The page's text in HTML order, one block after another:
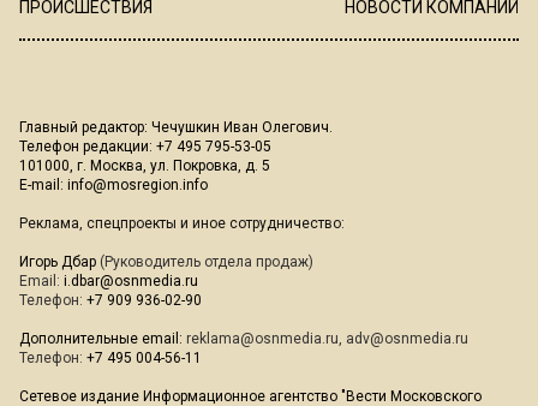
ПРОИСШЕСТВИЯ
НОВОСТИ КОМПАНИЙ
Главный редактор: Чечушкин Иван Олегович.
Телефон редакции: +7 495 795-53-05
101000, г. Москва, ул. Покровка, д. 5
E-mail: info@mosregion.info
Реклама, спецпроекты и иное сотрудничество:
Игорь Дбар (Руководитель отдела продаж)
Email: i.dbar@osnmedia.ru
Телефон: +7 909 936-02-90
Дополнительные email: reklama@osnmedia.ru, adv@osnmedia.ru
Телефон: +7 495 004-56-11
Сетевое издание Информационное агентство "Вести Московского